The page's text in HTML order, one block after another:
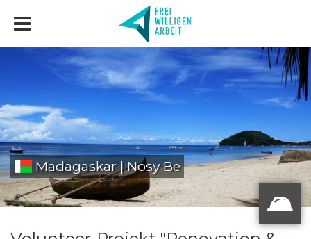
Madagaskar | Nosy Be